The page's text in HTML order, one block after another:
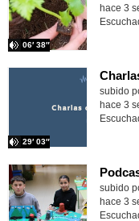
06′ 38″
hace 3
subido
29′ 03″
hace 3
subido
hace 3